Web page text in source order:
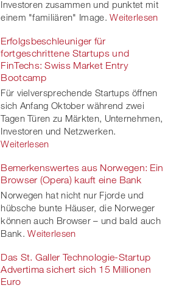
Investoren zusammen und punktet mit
einem "familiären" Image. Weiterlesen
Erfolgsbeschleuniger für
fortgeschrittene Startups und
FinTechs: Swiss Market Entry
Bootcamp
Für vielversprechende Startups öffnen
sich Anfang Oktober während zwei
Tagen Türen zu Märkten, Unternehmen,
Investoren und Netzwerken.
Weiterlesen
Bemerkenswertes aus Norwegen: Ein
Browser (Opera) kauft eine Bank
Norwegen hat nicht nur Fjorde und
hübsche bunte Häuser, die Norweger
können auch Browser – und bald auch
Bank. Weiterlesen
Das St. Galler Technologie-Startup
Advertima sichert sich 15 Millionen
Euro